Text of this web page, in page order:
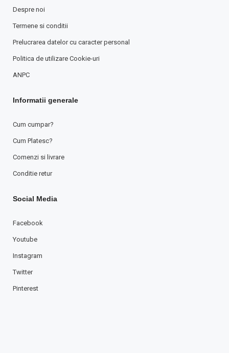
Despre noi
Termene si conditii
Prelucrarea datelor cu caracter personal
Politica de utilizare Cookie-uri
ANPC
Informatii generale
Cum cumpar?
Cum Platesc?
Comenzi si livrare
Conditie retur
Social Media
Facebook
Youtube
Instagram
Twitter
Pinterest